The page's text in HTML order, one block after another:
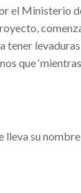
el Ministerio
que
su